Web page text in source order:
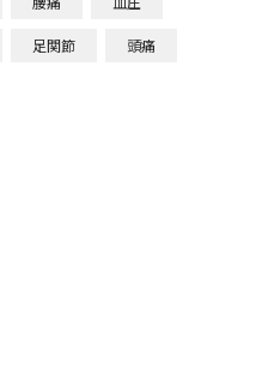
足関節 頭痛